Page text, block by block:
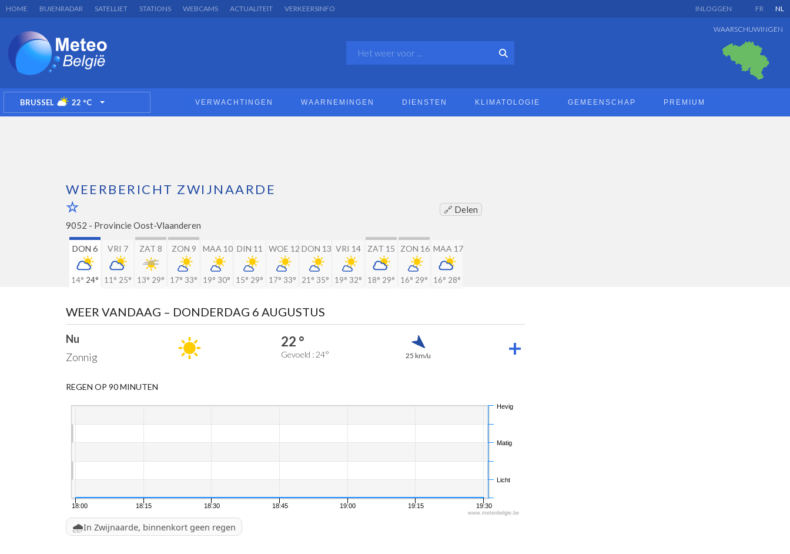
HOME BUIENRADAR SATELLIET STATIONS WEBCAMS ACTUALITEIT VERKEERSINFO FR NL
INLOGGEN
WAARSCHUWINGEN
BRUSSEL 22 °C TOGGLE DROPDOWN VERWACHTINGEN WAARNEMINGEN DIENSTEN KLIMATOLOGIE GEMEENSCHAP PREMIUM
WEERBERICHT ZWIJNAARDE
🔗 Delen
9052 - Provincie Oost-Vlaanderen
DON 6
14° 24°
VRI 7
11° 25°
ZAT 8
13° 29°
ZON 9
17° 33°
MAA 10
19° 30°
DIN 11
15° 29°
WOE 12
17° 33°
DON 13
21° 35°
VRI 14
19° 32°
ZAT 15
18° 29°
ZON 16
16° 29°
MAA 17
16° 28°
WEER VANDAAG – DONDERDAG 6 AUGUSTUS
Nu
Zonnig
22 °
Gevoeld : 24° 25 km/u
REGEN OP 90 MINUTEN
18:00 18:15 18:30 18:45 19:00 19:15 19:30
Licht
Matig
Hevig
www.meteobelgie.be
🌧️In Zwijnaarde, binnenkort geen regen